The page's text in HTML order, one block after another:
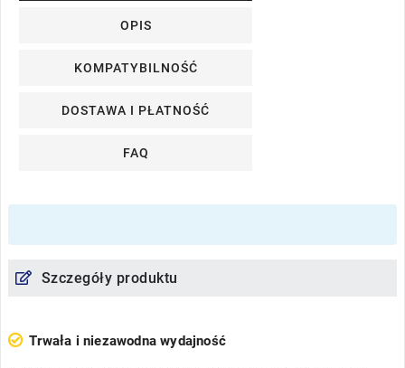
OPIS
KOMPATYBILNOŚĆ
DOSTAWA I PŁATNOŚĆ
FAQ
Szczegóły produktu
Trwała i niezawodna wydajność